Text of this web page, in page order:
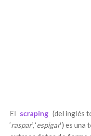
El scraping (del inglés
‘raspar‘, ‘espigar‘) es una